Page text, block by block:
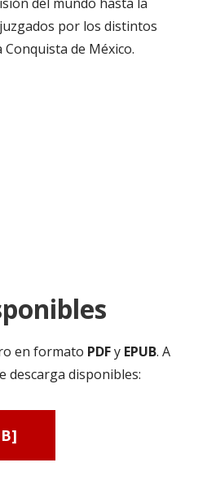
por los distintos
de México.
en formato PDFy EPUB. A
descarga disponibles: